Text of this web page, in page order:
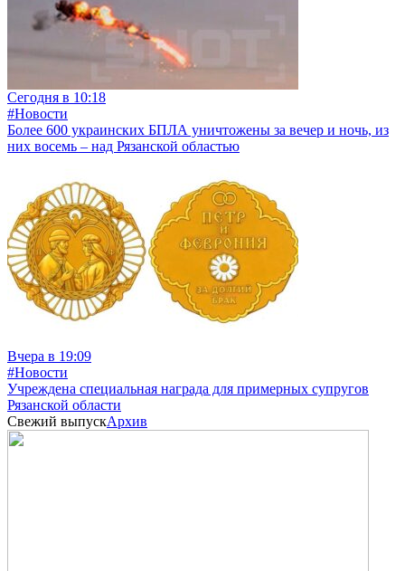
Сегодня в 10:18
#Новости
Более 600 украинских БПЛА уничтожены за вечер и ночь, из
них восемь – над Рязанской областью
Вчера в 19:09
#Новости
Учреждена специальная награда для примерных супругов
Рязанской области
Свежий выпускАрхив